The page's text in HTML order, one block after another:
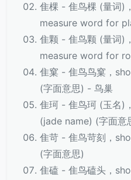
隹棵 - 隹鸟棵 (量词
measure word for
隹颗 - 隹鸟颗 (量词
measure word for
隹窠 - 隹鸟鸟窠，
(字面意思) - 鸟巢
隹珂 - 隹鸟珂 (玉名
(jade name) (字面意
隹苛 - 隹鸟苛刻，
(字面意思)
隹磕 - 隹鸟磕头，